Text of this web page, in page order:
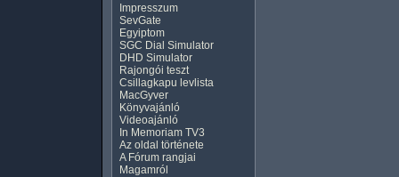
Impresszum
SevGate
Egyiptom
SGC Dial Simulator
DHD Simulator
Rajongói teszt
Csillagkapu levlista
MacGyver
Könyvajánló
Videoajánló
In Memoriam TV3
Az oldal története
A Fórum rangjai
Magamról